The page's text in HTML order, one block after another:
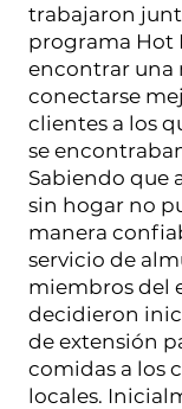
trabajaron
programa Hot
encontrar una
conectarse
clientes a los
se
Sabiendo que
sin hogar no
manera
servicio de
miembros del
decidieron
de extensión
comidas a los
locales.